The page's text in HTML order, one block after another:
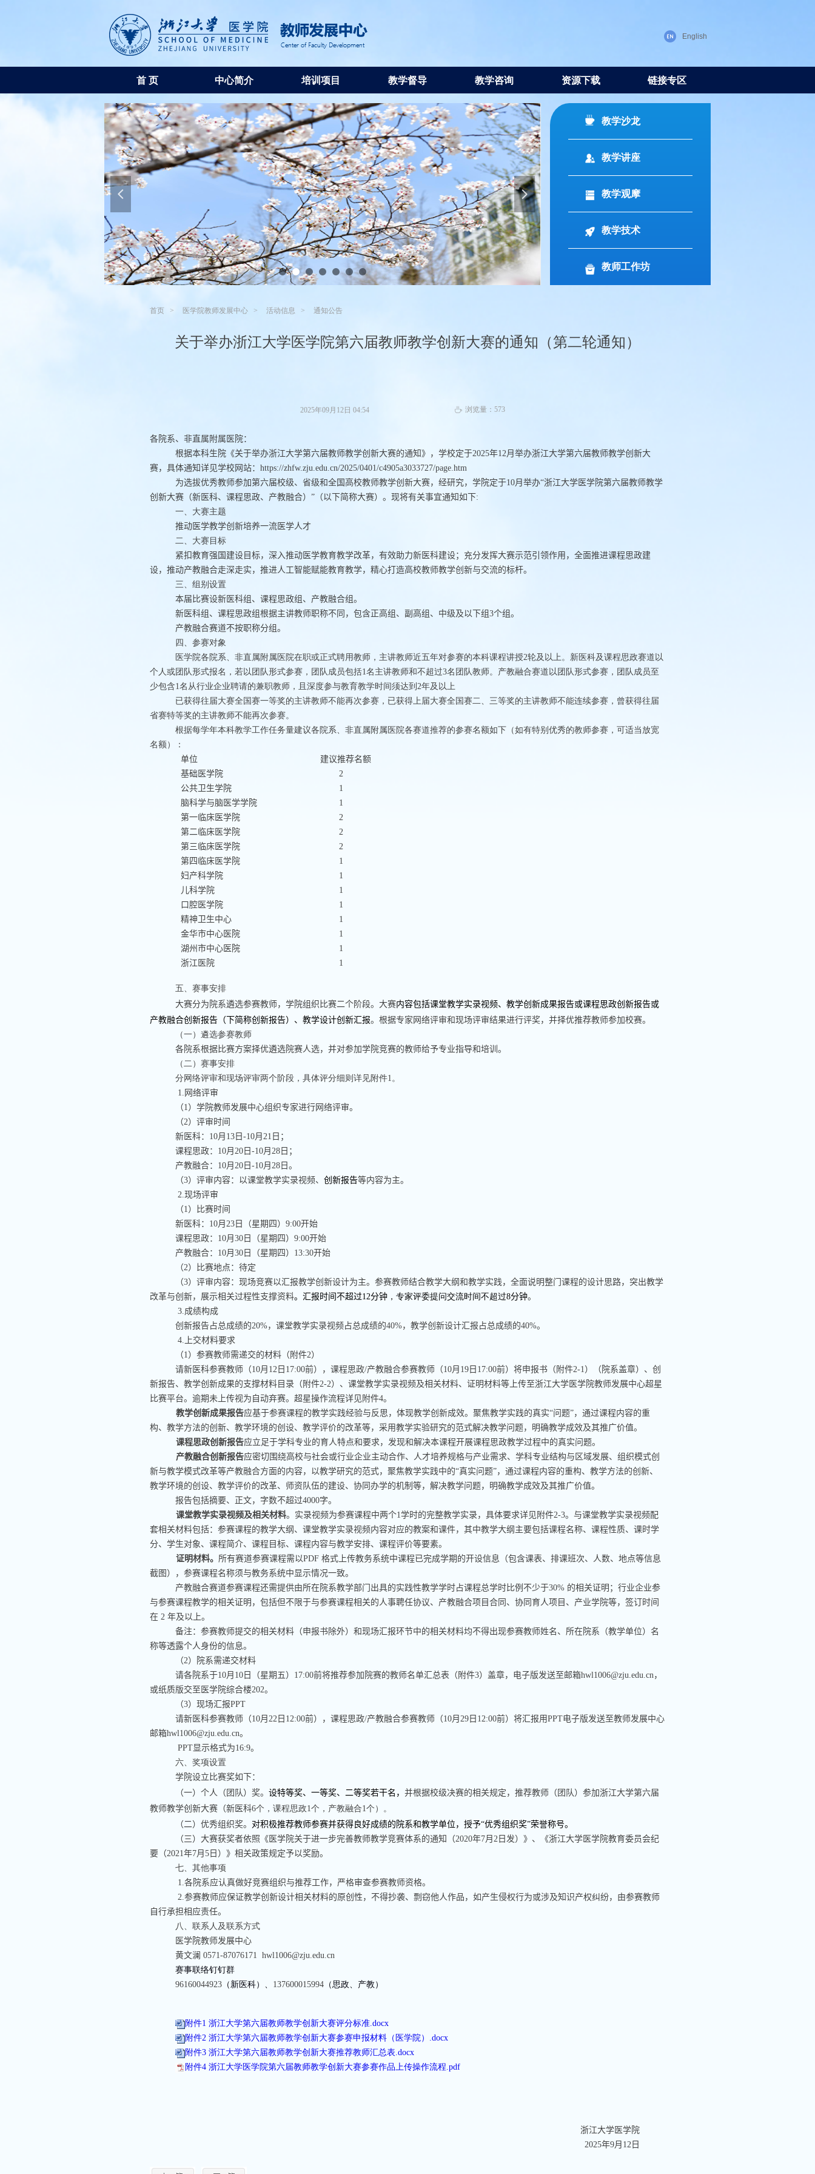
首 页 中心简介 培训项目 教学督导 教学咨询 资源下载 链接专区
English
넳 넲
教学沙龙
教学讲座
教学观摩
教学技术
教师工作坊
首页 医学院教师发展中心 活动信息 通知公告
关于举办浙江大学医学院第六届教师教学创新大赛的通知（第二轮通知）
各院系、非直属附属医院：
根据本科生院《关于举办浙江大学第六届教师教学创新大赛的通知》，学校定于2025年12月举办浙江大学第六届教师教学创新大
赛，具体通知详见学校网站： https://zhfw.zju.edu.cn/2025/0401/c4905a3033727/page.htm
为选拔优秀教师参加第六届校级、省级和全国高校教师教学创新大赛，经研究，学院定于10月举办“浙江大学医学院第六届教师教学
创新大赛（新医科、课程思政、产教融合）”（以下简称大赛）。现将有关事宜通知如下:
一、大赛主题
推动医学教学创新培养一流医学人才
二、大赛目标
紧扣教育强国建设目标，深入推动医学教育教学改革，有效助力新医科建设；充分发挥大赛示范引领作用，全面推进课程思政建
设，推动产教融合走深走实，推进人工智能赋能教育教学，精心打造高校教师教学创新与交流的标杆。
三、组别设置
本届比赛设新医科组、课程思政组、产教融合组。
新医科组、课程思政组根据主讲教师职称不同，包含正高组、副高组、中级及以下组3个组。
产教融合赛道不按职称分组。
四、参赛对象
医学院各院系、非直属附属医院在职或正式聘用教师，主讲教师近五年对参赛的本科课程讲授2轮及以上。新医科及课程思政赛道以
个人或团队形式报名，若以团队形式参赛，团队成员包括1名主讲教师和不超过3名团队教师。产教融合赛道以团队形式参赛，团队成员至
少包含1名从行业企业聘请的兼职教师，且深度参与教育教学时间须达到 2年及以上
已获得往届大赛全国赛一等奖的主讲教师不能再次参赛，已获得上届大赛全国赛二、三等奖的主讲教师不能连续参赛，曾获得往届
省赛特等奖的主讲教师不能再次参赛。
根据每学年本科教学工作任务量建议各院系、非直属附属医院各赛道推荐的参赛名额如下（如有特别优秀的教师参赛，可适当放宽
名额）：
单位
建议推荐名额
基础医学院
2
公共卫生学院
1
脑科学与脑医学学院
1
第一临床医学院
2
第二临床医学院
2
第三临床医学院
2
第四临床医学院
1
妇产科学院
1
儿科学院
1
口腔医学院
1
精神卫生中心
1
金华市中心医院
1
湖州市中心医院
1
浙江医院
1
五、赛事安排
大赛分为院系遴选参赛教师，学院组织比赛二个阶段。大赛内容包括课堂教学实录视频、教学创新成果报告或课程思政创新报告或
产教融合创新报告（下简称创新报告）、教学设计创新汇报。根据专家网络评审和现场评审结果进行评奖，并择优推荐教师参加校赛。
（一）遴选参赛教师
各院系根据比赛方案择优遴选院赛人选，并对参加学院竞赛的教师给予专业指导和培训。
（二）赛事安排
分网络评审和现场评审两个阶段，具体评分细则详见附件1。
1. 网络评审
（1）学院教师发展中心组织专家进行网络评审。
（2）评审时间
新医科： 10月 13 日-10月21 日；
课程思政： 10月20 日-10月28 日；
产教融合： 10月20 日-10月28 日。
（3）评审内容：以课堂教学实录视频、创新报告等内容为主。
2.现场评审
（1）比赛时间
新医科： 10月23 日（星期四）9:00开始
课程思政： 10月30 日（星期四）9:00开始
产教融合： 10月30 日（星期四） 13:30开始
（2）比赛地点：待定
（3）评审内容：现场竞赛以汇报教学创新设计为主。参赛教师结合教学大纲和教学实践，全面说明整门课程的设计思路，突出教学
改革与创新，展示相关过程性支撑资料。 汇报时间不超过12分钟 ，专家评委提问交流时间不超过8分钟。
3.成绩构成
创新报告占总成绩的20%，课堂教学实录视频占总成绩的40%，教学创新设计汇报占总成绩的40%。
4. 上交材料要求
（1）参赛教师需递交的材料（附件2）
请新医科参赛教师（10月 12 日 17:00前），课程思政/产教融合参赛教师（10月 19 日 17:00前）将申报书（附件2-1）（院系盖章）、创
新报告、教学创新成果的支撑材料目录（附件2-2）、课堂教学实录视频及相关材料、证明材料等上传至浙江大学医学院教师发展中心超星
比赛平台。逾期未上传视为自动弃赛。超星操作流程详见附件4。
教学创新成果报告应基于参赛课程的教学实践经验与反思，体现教学创新成效。聚焦教学实践的真实“问题”，通过课程内容的重
构、教学方法的创新、教学环境的创设、教学评价的改革等，采用教学实验研究的范式解决教学问题，明确教学成效及其推广价值。
课程思政创新报告应立足于学科专业的育人特点和要求，发现和解决本课程开展课程思政教学过程中的真实问题。
产教融合创新报告应密切围绕高校与社会或行业企业主动合作、人才培养规格与产业需求、学科专业结构与区域发展、组织模式创
新与教学模式改革等产教融合方面的内容，以教学研究的范式，聚焦教学实践中的“真实问题”，通过课程内容的重构、教学方法的创新、
教学环境的创设、教学评价的改革、师资队伍的建设、协同办学的机制等，解决教学问题，明确教学成效及其推广价值。
报告包括摘要、正文，字数不超过4000字。
课堂教学实录视频及相关材料。实录视频为参赛课程中两个1学时的完整教学实录，具体要求详见附件2-3。与课堂教学实录视频配
套相关材料包括：参赛课程的教学大纲、课堂教学实录视频内容对应的教案和课件，其中教学大纲主要包括课程名称、课程性质、课时学
分、学生对象、课程简介、课程目标、课程内容与教学安排、课程评价等要素。
证明材料。 所有赛道参赛课程需以PDF格式上传教务系统中课程已完成学期的开设信息（包含课表、排课班次、人数、地点等信息
截图），参赛课程名称须与教务系统中显示情况一致。
产教融合赛道参赛课程还需提供由所在院系教学部门出具的实践性教学学时占课程总学时比例不少于30% 的相关证明；行业企业参
与参赛课程教学的相关证明，包括但不限于与参赛课程相关的人事聘任协议、产教融合项目合同、协同育人项目、产业学院等，签订时间
在 2 年及以上。
备注：参赛教师提交的相关材料（申报书除外）和现场汇报环节中的相关材料均不得出现参赛教师姓名、所在院系（教学单位）名
称等透露个人身份的信息。
（2）院系需递交材料
请各院系于10月 10 日（星期五） 17:00前将推荐参加院赛的教师名单汇总表（附件3）盖章，电子版发送至邮箱hwl1006@zju.edu.cn，
或纸质版交至医学院综合楼202。
（3）现场汇报PPT
请新医科参赛教师（10月22 日 12:00前），课程思政/产教融合参赛教师（10月29 日 12:00前）将汇报用PPT电子版发送至教师发展中心
邮箱hwl1006@zju.edu.cn。
PPT显示格式为16:9。
六、奖项设置
学院设立比赛奖如下：
（一）个人（团队）奖。设特等奖、一等奖、二等奖若干名，并根据校级决赛的相关规定，推荐教师（团队）参加浙江大学第六届
教师教学创新大赛（新医科6个，课程思政1个，产教融合1个）。
（二）优秀组织奖。 对积极推荐教师参赛并获得良好成绩的院系和教学单位，授予“优秀组织奖”荣誉称号。
（三）大赛获奖者依照《医学院关于进一步完善教师教学竞赛体系的通知（2020年7月2 日发）》、《浙江大学医学院教育委员会纪
要（2021年7月 5 日）》相关政策规定予以奖励。
七、其他事项
1.各院系应认真做好竞赛组织与推荐工作，严格审查参赛教师资格。
2.参赛教师应保证教学创新设计相关材料的原创性，不得抄袭、剽窃他人作品，如产生侵权行为或涉及知识产权纠纷，由参赛教师
自行承担相应责任。
八、联系人及联系方式
医学院教师发展中心
黄文澜0571-87076171 hwl1006@zju.edu.cn
赛事联络钉钉群
96160044923 （新医科）、 137600015994 （思政、产教）
附件1 浙江大学第六届教师教学创新大赛评分标准.docx
附件2 浙江大学第六届教师教学创新大赛参赛申报材料（医学院）.docx
附件3 浙江大学第六届教师教学创新大赛推荐教师汇总表.docx
附件4 浙江大学医学院第六届教师教学创新大赛参赛作品上传操作流程.pdf
浙江大学医学院
2025年9月 12日
2025年09月12日 04:54 ꄘ 浏览量： 573